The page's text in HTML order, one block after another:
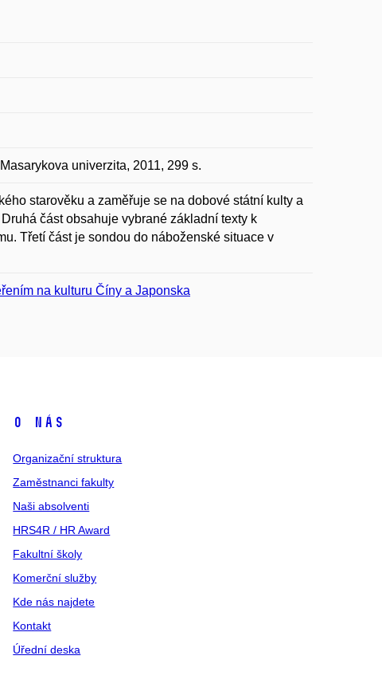
univerzita, 2011, 299 s.
starověku a zaměřuje se na dobové státní kulty a
část obsahuje vybrané základní texty k
Třetí část je sondou do náboženské situace v
na kulturu Číny a Japonska
O nás
Organizační struktura
Zaměstnanci fakulty
Naši absolventi
HRS4R / HR Award
Fakultní školy
Komerční služby
Kde nás najdete
Kontakt
Úřední deska